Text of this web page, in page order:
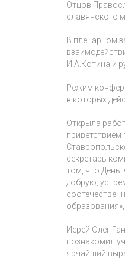
Отцов
славянского
В пленарном
И.А.Котина и
Режим
в которых
Открыла
секретарь
том, что День
добрую,
Иерей Олег
познакомил
ярчайший